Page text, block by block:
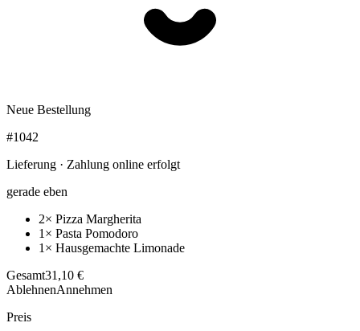
Neue Bestellung
#1042
Lieferung · Zahlung online erfolgt
gerade eben
2× Pizza Margherita
1× Pasta Pomodoro
1× Hausgemachte Limonade
Gesamt31,10 €
AblehnenAnnehmen
Preis